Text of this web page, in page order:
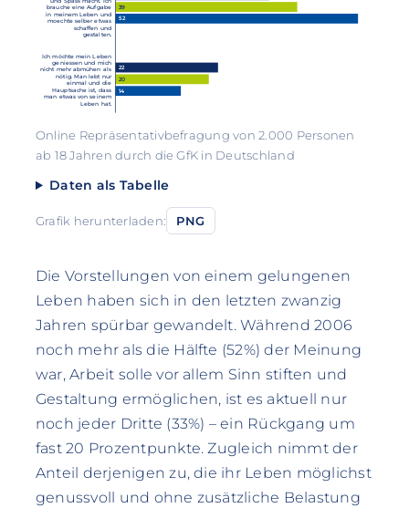
brauche eine Aufgabe
in meinem Leben und
moechte selber etwas
schaffen und
gestalten.
39
52
Ich möchte mein Leben
geniessen und mich
nicht mehr abmühen als
nötig. Man lebt nur
einmal und die
Hauptsache ist, dass
man etwas von seinem
Leben hat.
22
20
14
Online Repräsentativbefragung von 2.000 Personen
ab 18 Jahren durch die GfK in Deutschland
Daten als Tabelle
Grafik herunterladen: PNG
Die Vorstellungen von einem gelungenen
Leben haben sich in den letzten zwanzig
Jahren spürbar gewandelt. Während 2006
noch mehr als die Hälfte (52%) der Meinung
war, Arbeit solle vor allem Sinn stiften und
Gestaltung ermöglichen, ist es aktuell nur
noch jeder Dritte (33%) – ein Rückgang um
fast 20 Prozentpunkte. Zugleich nimmt der
Anteil derjenigen zu, die ihr Leben möglichst
genussvoll und ohne zusätzliche Belastung